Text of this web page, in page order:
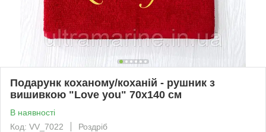
Подарунк коханому/коханій - рушник з
вишивкою "Love you" 70х140 см
В наявності
Код: VV_7022
Роздріб